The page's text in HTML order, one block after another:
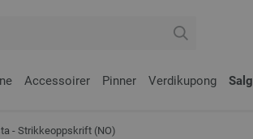
Accessoirer Pinner Verdikupong Salg
- Strikkeoppskrift (NO)